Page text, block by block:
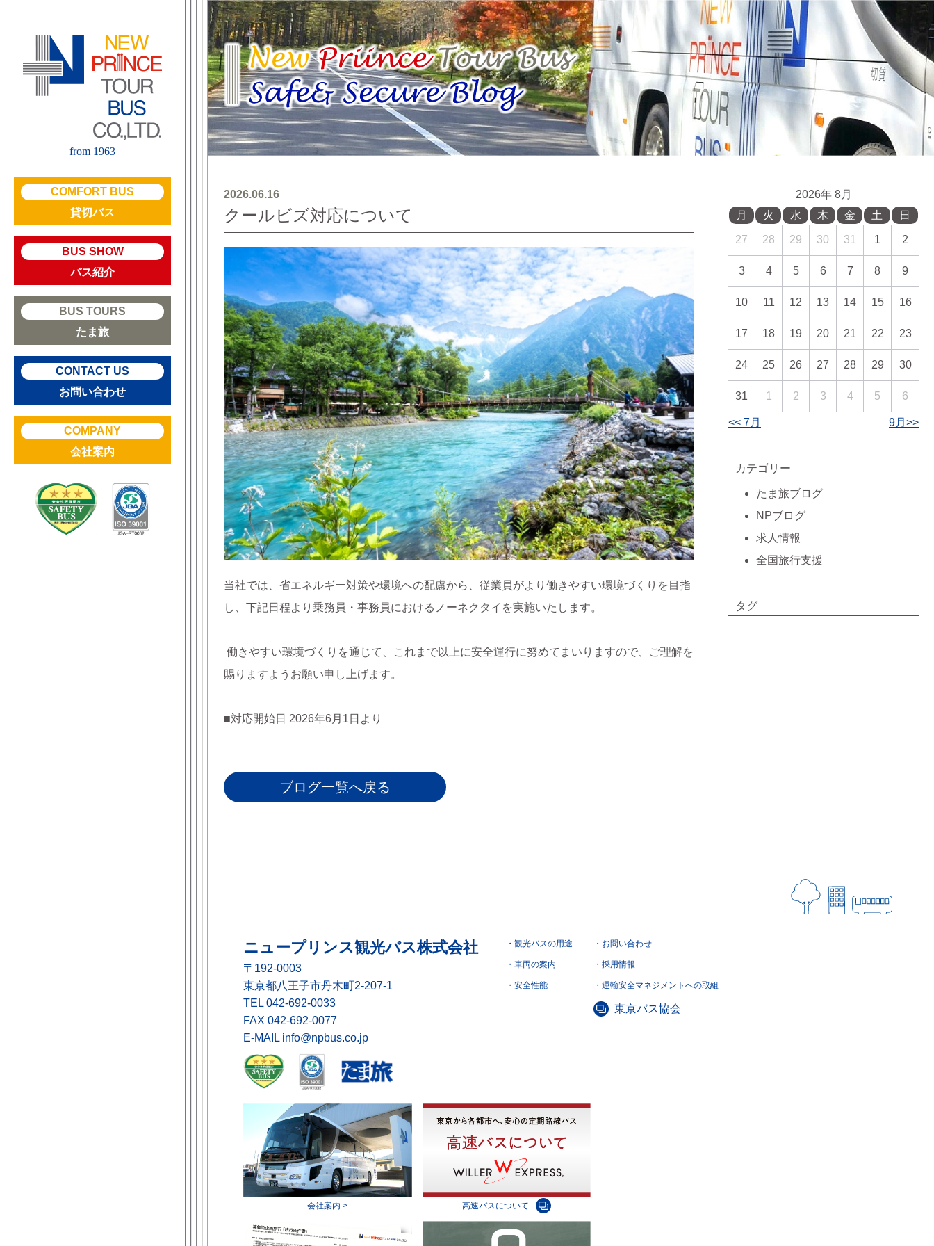
from 1963
COMFORT BUS
貸切バス
BUS SHOW
バス紹介
BUS TOURS
たま旅
CONTACT US
お問い合わせ
COMPANY
会社案内
2026.06.16
クールビズ対応について
当社では、省エネルギー対策や環境への配慮から、従業員がより働きやすい環境づくりを目指
し、下記日程より乗務員・事務員におけるノーネクタイを実施いたします。
働きやすい環境づくりを通じて、これまで以上に安全運行に努めてまいりますので、ご理解を
賜りますようお願い申し上げます。
■対応開始日 2026年6月1日より
ブログ一覧へ戻る
2026年 8月
月
火 水 木 金 土 日
27 28 29 30 31 1 2
3 4 5 6 7 8 9
10 11 12 13 14 15 16
17 18 19 20 21 22 23
24 25 26 27 28 29 30
31 1 2 3 4 5 6
<< 7月 9月>>
カテゴリー
たま旅ブログ
NPブログ
求人情報
全国旅行支援
タグ
ニュープリンス観光バス株式会社
〒192-0003
東京都八王子市丹木町2-207-1
TEL 042-692-0033
FAX 042-692-0077
E-MAIL info@npbus.co.jp
観光バスの用途
車両の案内
安全性能
お問い合わせ
採用情報
運輸安全マネジメントへの取組
東京バス協会
会社案内 > 高速バスについて